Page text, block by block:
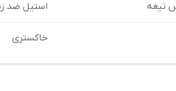
تیغه استیل ضد
خاکستری